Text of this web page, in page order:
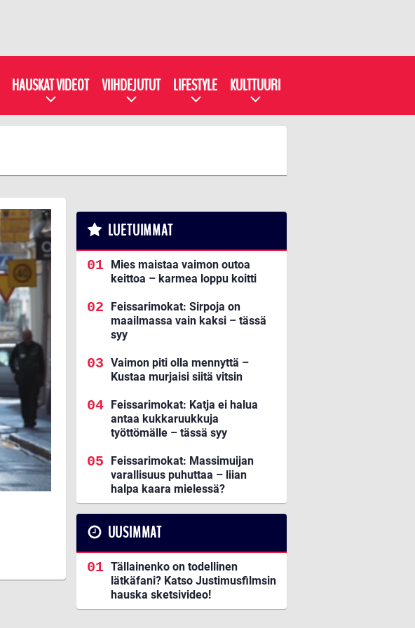
HAUSKAT VIDEOT VIIHDEJUTUT LIFESTYLE KULTTUURI
LUETUIMMAT
Mies maistaa vaimon outoa
keittoa – karmea loppu koitti
Feissarimokat: Sirpoja on
maailmassa vain kaksi – tässä
syy
Vaimon piti olla mennyttä –
Kustaa murjaisi siitä vitsin
Feissarimokat: Katja ei halua
antaa kukkaruukkuja
työttömälle – tässä syy
Feissarimokat: Massimuijan
varallisuus puhuttaa – liian
halpa kaara mielessä?
UUSIMMAT
Tällainenko on todellinen
lätkäfani? Katso Justimusfilmsin
hauska sketsivideo!